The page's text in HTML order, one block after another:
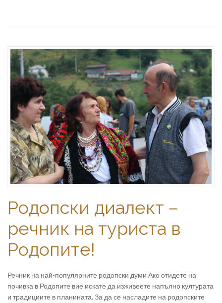
Родопски диалект –
речник на туриста в
Родопите!
Речник на най-популярните родопски думи Ако отидете на
почивка в Родопите вие искате да изживеете напълно културата
и традициите в планината. За да се насладите на родопските